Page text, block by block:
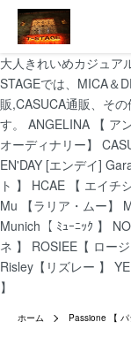
大人きれいめカジュア
STAGEでは、MICA＆
販,CASUCA通販、そ
す。 ANGELINA 【 ア
オーディナリー】
EN'DAY [エンデイ]
ト 】 HCAE 【 エイチ
Mu 【ラリア・ムー】
Munich【 ﾐｭｰﾆｯｸ 】
ネ 】 ROSIEE【 ロー
Risley【リズレー 】
】
ホーム Passione 【 パ